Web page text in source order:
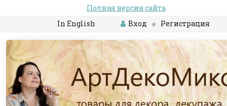
Полная версия сайта
In English
Вход Регистрация